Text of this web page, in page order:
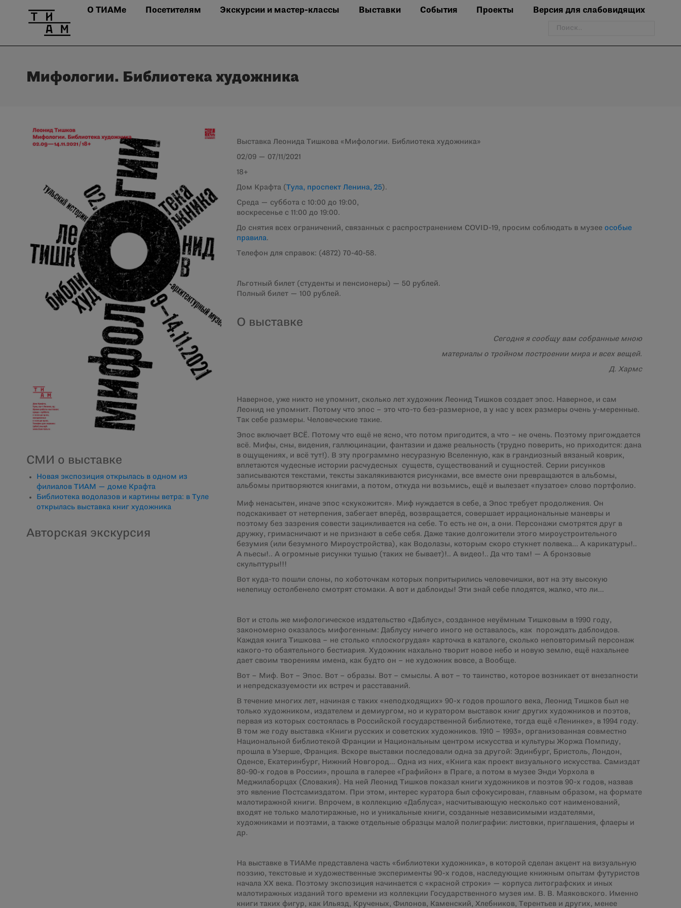
О ТИАМе Посетителям Экскурсии и мастер-классы Выставки События Проекты Версия для слабовидящих
Поиск:
Мифологии. Библиотека художника
СМИ о выставке
Новая экспозиция открылась в одном из
филиалов ТИАМ — доме Крафта
Библиотека водолазов и картины ветра: в Туле
открылась выставка книг художника
Авторская экскурсия
Выставка Леонида Тишкова «Мифологии. Библиотека художника»
02/09 — 07/11/2021
18+
Дом Крафта ( Тула, проспект Ленина, 25).
Среда — суббота с 10:00 до 19:00,
воскресенье с 11:00 до 19:00.
До снятия всех ограничений, связанных с распространением COVID-19, просим соблюдать в музее особые
правила.
Телефон для справок: (4872) 70-40-58.
Льготный билет (студенты и пенсионеры) — 50 рублей.
Полный билет — 100 рублей.
О выставке
Сегодня я сообщу вам собранные мною
материалы о тройном построении мира и всех вещей.
Д. Хармс
Наверное, уже никто не упомнит, сколько лет художник Леонид Тишков создает эпос. Наверное, и сам
Леонид не упомнит. Потому что эпос – это что-то без-размерное, а у нас у всех размеры очень у-меренные.
Так себе размеры. Человеческие такие.
Эпос включает ВСЁ. Потому что ещё не ясно, что потом пригодится, а что – не очень. Поэтому пригождается
всё. Мифы, сны, видения, галлюцинации, фантазии и даже реальность (трудно поверить, но приходится: дана
в ощущениях, и всё тут!). В эту программно несуразную Вселенную, как в грандиозный вязаный коврик,
вплетаются чудесные истории расчудесных существ, существований и сущностей. Серии рисунков
записываются текстами, тексты закалякиваются рисунками, все вместе они превращаются в альбомы,
альбомы притворяются книгами, а потом, откуда ни возьмись, ещё и вылезает «пузатое» слово портфолио.
Миф ненасытен, иначе эпос «скукожится». Миф нуждается в себе, а Эпос требует продолжения. Он
подскакивает от нетерпения, забегает вперёд, возвращается, совершает иррациональные маневры и
поэтому без зазрения совести зацикливается на себе. То есть не он, а они. Персонажи смотрятся друг в
дружку, гримасничают и не признают в себе себя. Даже такие долгожители этого мироустроительного
безумия (или безумного Мироустройства), как Водолазы, которым скоро стукнет полвека… А карикатуры!..
А пьесы!.. А огромные рисунки тушью (таких не бывает)!.. А видео!.. Да что там! — А бронзовые
скульптуры!!!
Вот куда-то пошли слоны, по хоботочкам которых попритырились человечишки, вот на эту высокую
нелепицу остолбенело смотрят стомаки. А вот и даблоиды! Эти знай себе плодятся, жалко, что ли…
Вот и столь же мифологическое издательство «Даблус», созданное неуёмным Тишковым в 1990 году,
закономерно оказалось мифогенным: Даблусу ничего иного не оставалось, как порождать даблоидов.
Каждая книга Тишкова – не столько «плоскогрудая» карточка в каталоге, сколько неповторимый персонаж
какого-то обаятельного бестиария. Художник нахально творит новое небо и новую землю, ещё нахальнее
дает своим творениям имена, как будто он – не художник вовсе, а Вообще.
Вот – Миф. Вот – Эпос. Вот – образы. Вот – смыслы. А вот – то таинство, которое возникает от внезапности
и непредсказуемости их встреч и расставаний.
В течение многих лет, начиная с таких «неподходящих» 90-х годов прошлого века, Леонид Тишков был не
только художником, издателем и демиургом, но и куратором выставок книг других художников и поэтов,
первая из которых состоялась в Российской государственной библиотеке, тогда ещё «Ленинке», в 1994 году.
В том же году выставка «Книги русских и советских художников. 1910 – 1993», организованная совместно
Национальной библиотекой Франции и Национальным центром искусства и культуры Жоржа Помпиду,
прошла в Узерше, Франция. Вскоре выставки последовали одна за другой: Эдинбург, Бристоль, Лондон,
Оденсе, Екатеринбург, Нижний Новгород… Одна из них, «Книга как проект визуального искусства. Самиздат
80-90-х годов в России», прошла в галерее «Графийон» в Праге, а потом в музее Энди Уорхола в
Меджилаборцах (Словакия). На ней Леонид Тишков показал книги художников и поэтов 90-х годов, назвав
это явление Постсамиздатом. При этом, интерес куратора был сфокусирован, главным образом, на формате
малотиражной книги. Впрочем, в коллекцию «Даблуса», насчитывающую несколько сот наименований,
входят не только малотиражные, но и уникальные книги, созданные независимыми издателями,
художниками и поэтами, а также отдельные образцы малой полиграфии: листовки, приглашения, флаеры и
др.
На выставке в ТИАМе представлена часть «библиотеки художника», в которой сделан акцент на визуальную
поэзию, текстовые и художественные эксперименты 90-х годов, наследующие книжным опытам футуристов
начала XX века. Поэтому экспозиция начинается с «красной строки» — корпуса литографских и иных
малотиражных изданий того времени из коллекции Государственного музея им. В. В. Маяковского. Именно
книги таких фигур, как Ильязд, Крученых, Филонов, Каменский, Хлебников, Терентьев и других, менее